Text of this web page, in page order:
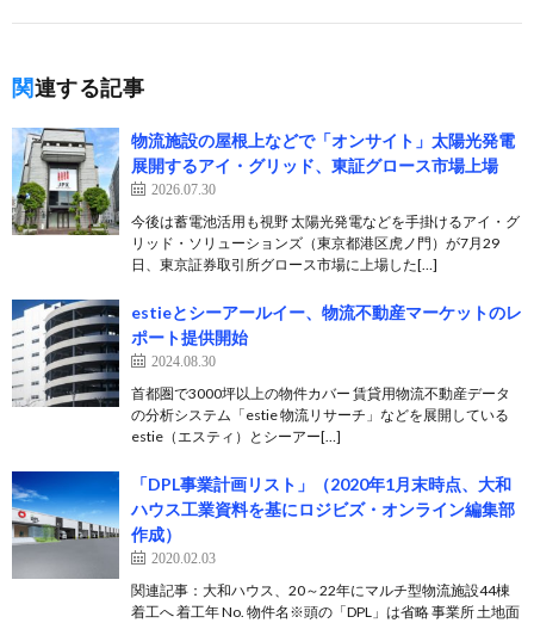
関連する記事
物流施設の屋根上などで「オンサイト」太陽光発電
展開するアイ・グリッド、東証グロース市場上場
2026.07.30
今後は蓄電池活用も視野 太陽光発電などを手掛けるアイ・グ
リッド・ソリューションズ（東京都港区虎ノ門）が7月29
日、東京証券取引所グロース市場に上場した[…]
estieとシーアールイー、物流不動産マーケットのレ
ポート提供開始
2024.08.30
首都圏で3000坪以上の物件カバー 賃貸用物流不動産データ
の分析システム「estie 物流リサーチ」などを展開している
estie（エスティ）とシーアー[…]
「DPL事業計画リスト」（2020年1月末時点、大和
ハウス工業資料を基にロジビズ・オンライン編集部
作成）
2020.02.03
関連記事：大和ハウス、20～22年にマルチ型物流施設44棟
着工へ 着工年 No. 物件名※頭の「DPL」は省略 事業所 土地面